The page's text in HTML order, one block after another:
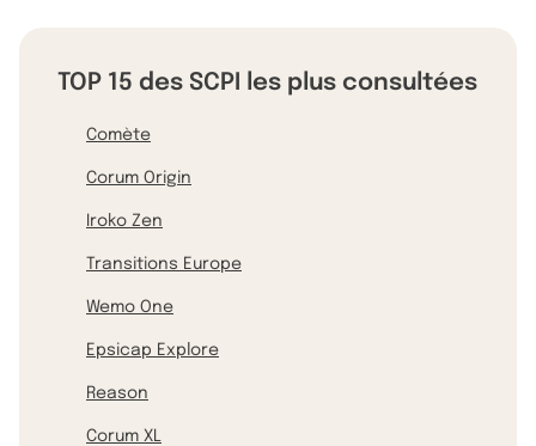
TOP 15 des SCPI les plus consultées
Comète
Corum Origin
Iroko Zen
Transitions Europe
Wemo One
Epsicap Explore
Reason
Corum XL